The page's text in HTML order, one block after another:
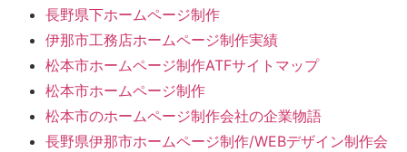
長野県下ホームページ制作
伊那市工務店ホームページ制作実績
松本市ホームページ制作ATFサイトマップ
松本市ホームページ制作
松本市のホームページ制作会社の企業物語
長野県伊那市ホームページ制作/WEBデザイン制作会